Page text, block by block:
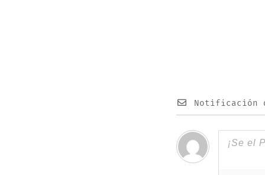
Notificación